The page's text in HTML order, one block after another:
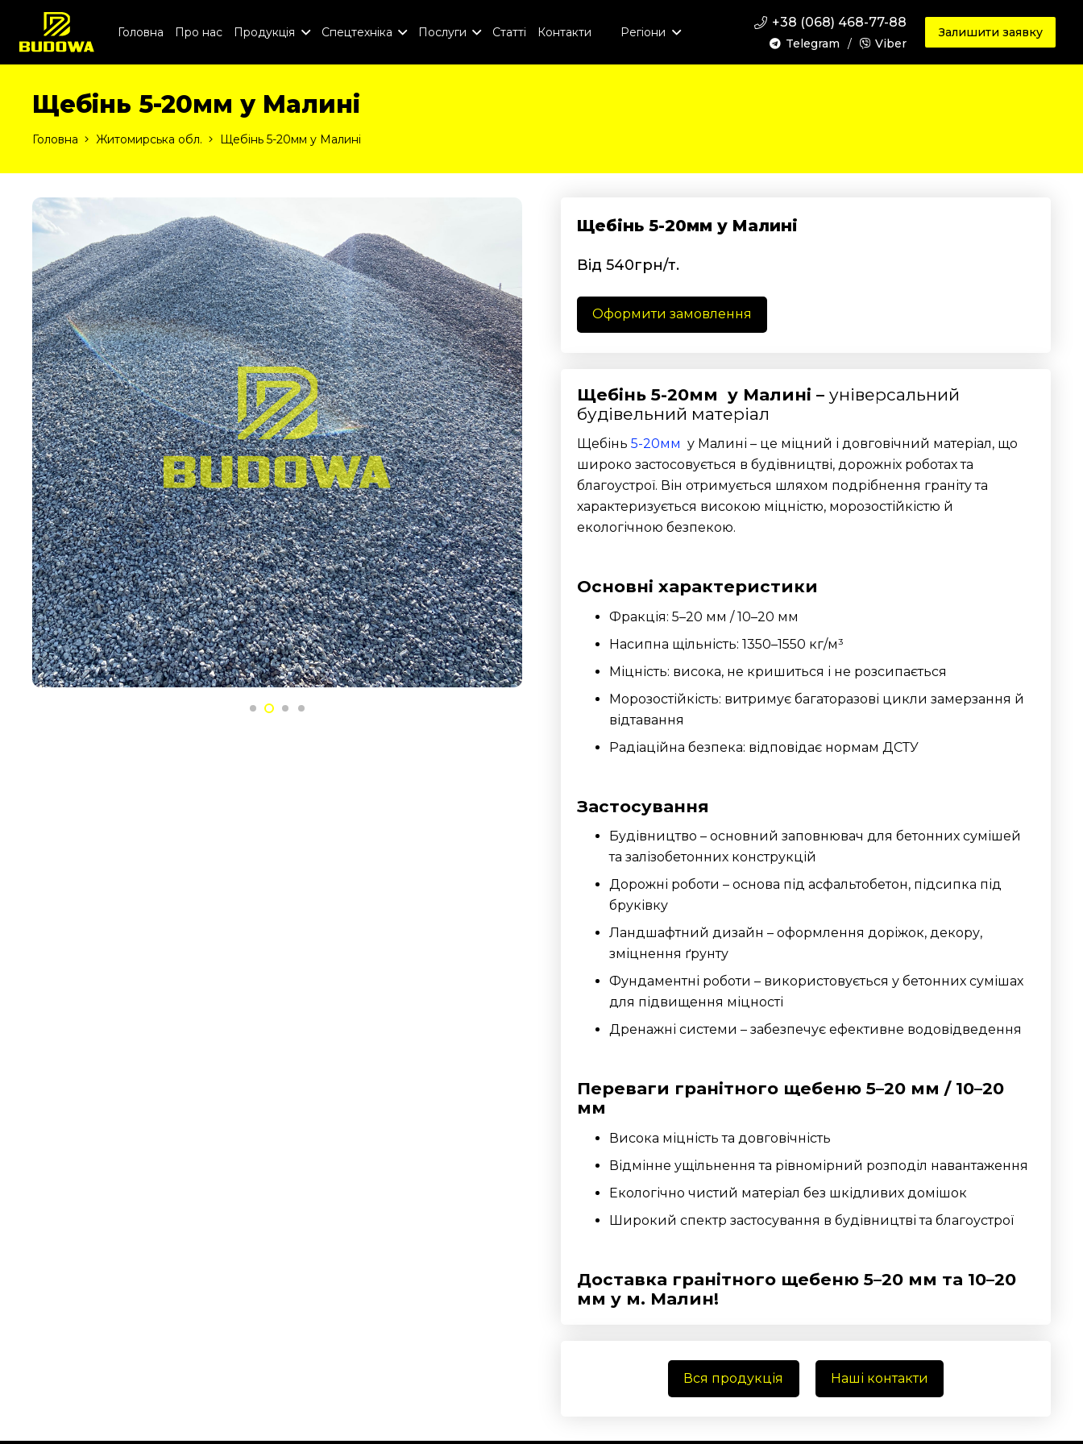
Головна Про нас Продукція Спецтехніка Послуги Статті Контакти Регіони
+38 (068) 468-77-88
Telegram / Viber
Залишити заявку
Щебінь 5-20мм у Малині
Головна Житомирська обл. Щебінь 5-20мм у Малині
Щебінь 5-20мм у Малині
Від 540грн/т.
Оформити замовлення
Щебінь 5-20мм у Малині – універсальний
будівельний матеріал
Щебінь 5-20мм у Малині – це міцний і довговічний матеріал, що
широко застосовується в будівництві, дорожніх роботах та
благоустрої. Він отримується шляхом подрібнення граніту та
характеризується високою міцністю, морозостійкістю й
екологічною безпекою.
Основні характеристики
Фракція: 5–20 мм / 10–20 мм
Насипна щільність: 1350–1550 кг/м³
Міцність: висока, не кришиться і не розсипається
Морозостійкість: витримує багаторазові цикли замерзання й
відтавання
Радіаційна безпека: відповідає нормам ДСТУ
Застосування
Будівництво – основний заповнювач для бетонних сумішей
та залізобетонних конструкцій
Дорожні роботи – основа під асфальтобетон, підсипка під
бруківку
Ландшафтний дизайн – оформлення доріжок, декору,
зміцнення ґрунту
Фундаментні роботи – використовується у бетонних сумішах
для підвищення міцності
Дренажні системи – забезпечує ефективне водовідведення
Переваги гранітного щебеню 5–20 мм / 10–20
мм
Висока міцність та довговічність
Відмінне ущільнення та рівномірний розподіл навантаження
Екологічно чистий матеріал без шкідливих домішок
Широкий спектр застосування в будівництві та благоустрої
Доставка гранітного щебеню 5–20 мм та 10–20
мм у м. Малин!
Вся продукція Наші контакти